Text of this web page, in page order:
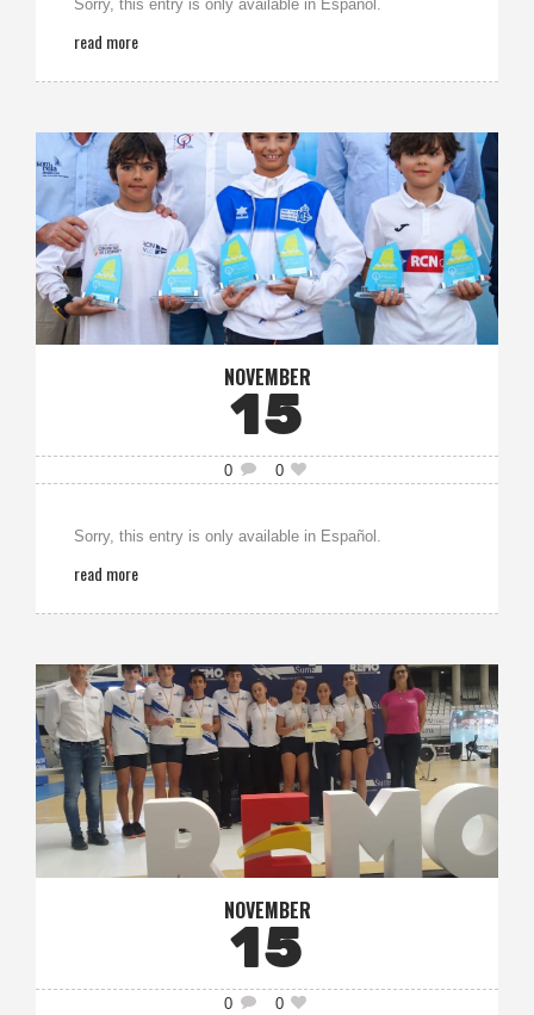
Sorry, this entry is only available in Español.
read more
NOVEMBER
15
0 0
Sorry, this entry is only available in Español.
read more
NOVEMBER
15
0 0